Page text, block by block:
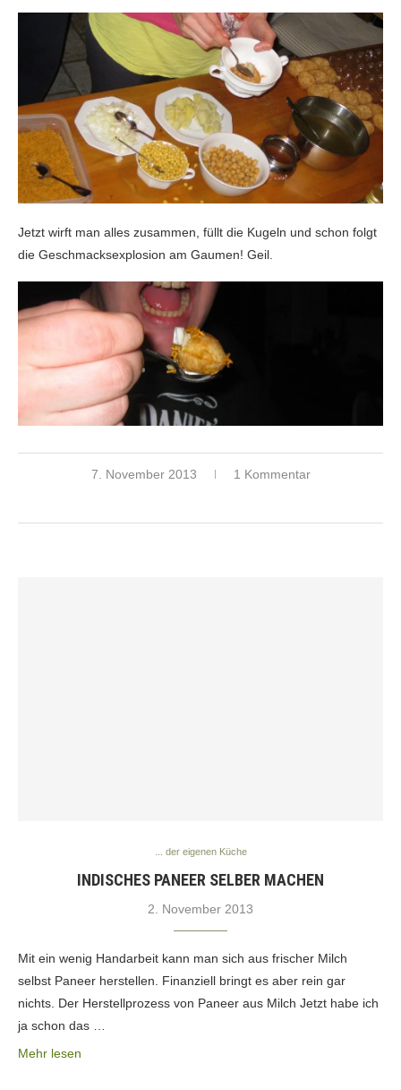
Jetzt wirft man alles zusammen, füllt die Kugeln und schon folgt
die Geschmacksexplosion am Gaumen! Geil.
7. November 2013 1 Kommentar
... der eigenen Küche
INDISCHES PANEER SELBER MACHEN
2. November 2013
Mit ein wenig Handarbeit kann man sich aus frischer Milch
selbst Paneer herstellen. Finanziell bringt es aber rein gar
nichts. Der Herstellprozess von Paneer aus Milch Jetzt habe ich
ja schon das …
Mehr lesen